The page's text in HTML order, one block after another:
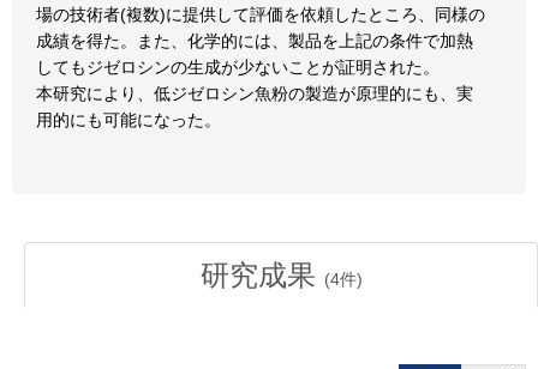
場の技術者(複数)に提供して評価を依頼したところ、同様の
成績を得た。また、化学的には、製品を上記の条件で加熱
してもジゼロシンの生成が少ないことが証明された。
本研究により、低ジゼロシン魚粉の製造が原理的にも、実
用的にも可能になった。
研究成果 (4件)